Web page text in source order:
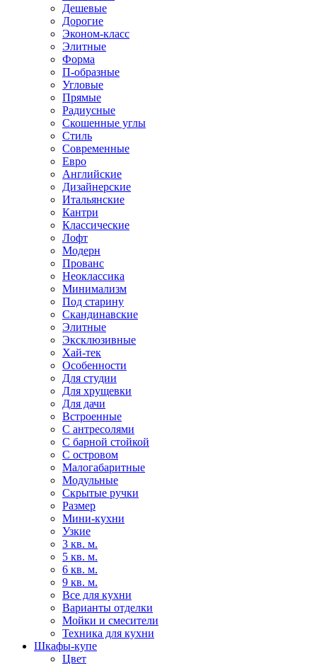
Дешевые
Дорогие
Эконом-класс
Элитные
Форма
П-образные
Угловые
Прямые
Радиусные
Скошенные углы
Стиль
Современные
Евро
Английские
Дизайнерские
Итальянские
Кантри
Классические
Лофт
Модерн
Прованс
Неоклассика
Минимализм
Под старину
Скандинавские
Элитные
Эксклюзивные
Хай-тек
Особенности
Для студии
Для хрущевки
Для дачи
Встроенные
С антресолями
С барной стойкой
С островом
Малогабаритные
Модульные
Скрытые ручки
Размер
Мини-кухни
Узкие
3 кв. м.
5 кв. м.
6 кв. м.
9 кв. м.
Все для кухни
Варианты отделки
Мойки и смесители
Техника для кухни
Шкафы-купе
Цвет